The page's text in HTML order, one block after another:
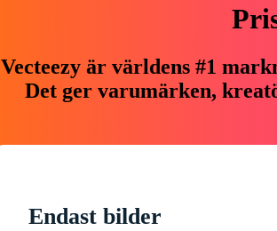
Vecteezy är världens #1
Det ger varumärken,
Endast bilder